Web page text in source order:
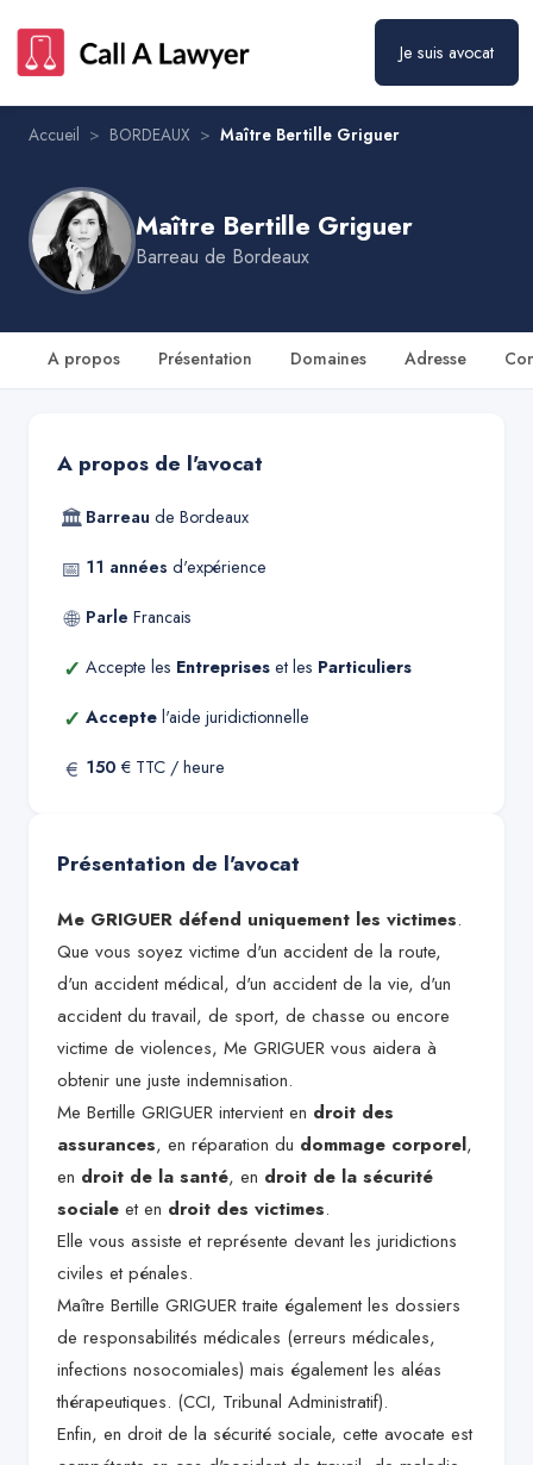
Je suis avocat
Accueil > BORDEAUX > Maître Bertille Griguer
Maître Bertille Griguer
Barreau de Bordeaux
A propos Présentation Domaines Adresse
A propos de l'avocat
🏛 Barreau de Bordeaux
📅 11 années d'expérience
🌐 Parle Francais
✓ Accepte les Entreprises et les Particuliers
✓ Accepte l'aide juridictionnelle
€ 150 € TTC / heure
Présentation de l'avocat
Me GRIGUER défend uniquement les victimes.
Que vous soyez victime d'un accident de la route,
d'un accident médical, d'un accident de la vie, d'un
accident du travail, de sport, de chasse ou encore
victime de violences, Me GRIGUER vous aidera à
obtenir une juste indemnisation.
Me Bertille GRIGUER intervient en droit des
assurances, en réparation du dommage corporel,
en droit de la santé, en droit de la sécurité
sociale et en droit des victimes.
Elle vous assiste et représente devant les juridictions
civiles et pénales.
Maître Bertille GRIGUER traite également les dossiers
de responsabilités médicales (erreurs médicales,
infections nosocomiales) mais également les aléas
thérapeutiques. (CCI, Tribunal Administratif).
Enfin, en droit de la sécurité sociale, cette avocate est